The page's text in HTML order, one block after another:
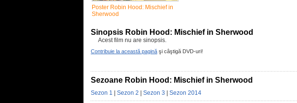
Poster Robin Hood: Mischief in
Sherwood
Sinopsis Robin Hood: Mischief in Sherwood
Acest film nu are sinopsis.
Contribuie la această pagină şi câştigă DVD-uri!
Sezoane Robin Hood: Mischief in Sherwood
Sezon 1 Sezon 2 Sezon 3 Sezon 2014